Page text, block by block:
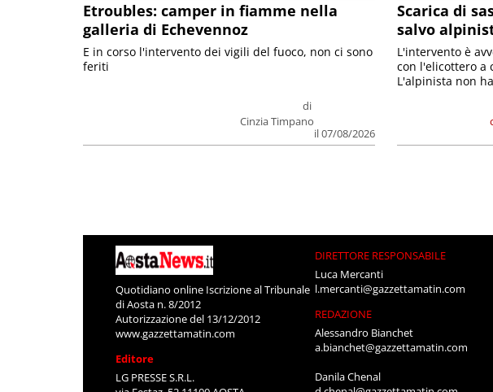
Etroubles: camper in fiamme nella
galleria di Echevennoz
di
Cinzia Timpano
il 07/08/2026
E in corso l'intervento dei vigili del fuoco, non ci sono
feriti
Scarica di
salvo
L'intervento è
con l'elicottero a
L'alpinista non
Quotidiano online Iscrizione al Tribunale
di Aosta n. 8/2012
Autorizzazione del 13/12/2012
www.gazzettamatin.com
Editore
LG PRESSE S.R.L.
DIRETTORE RESPONSABILE
Luca Mercanti
l.mercanti@gazzettamatin.com
REDAZIONE
Alessandro Bianchet
a.bianchet@gazzettamatin.com
Danila Chenal